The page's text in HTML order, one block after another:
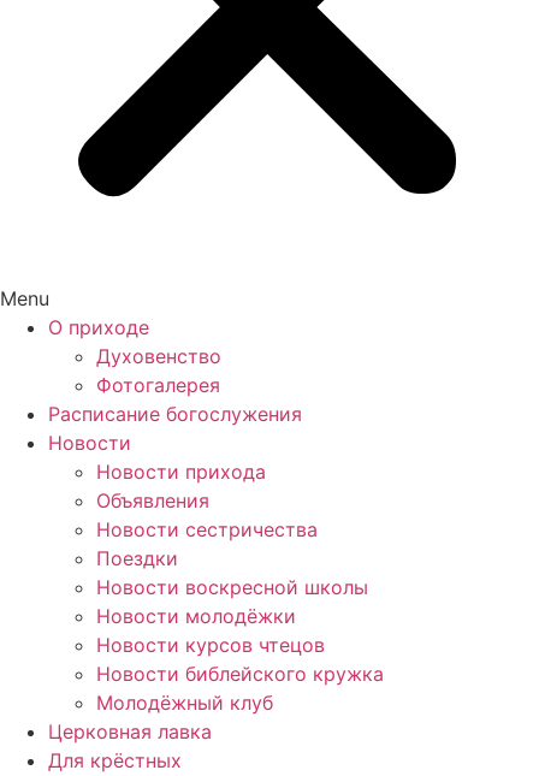
Menu
О приходе
Духовенство
Фотогалерея
Расписание богослужения
Новости
Новости прихода
Объявления
Новости сестричества
Поездки
Новости воскресной школы
Новости молодёжки
Новости курсов чтецов
Новости библейского кружка
Молодёжный клуб
Церковная лавка
Для крёстных